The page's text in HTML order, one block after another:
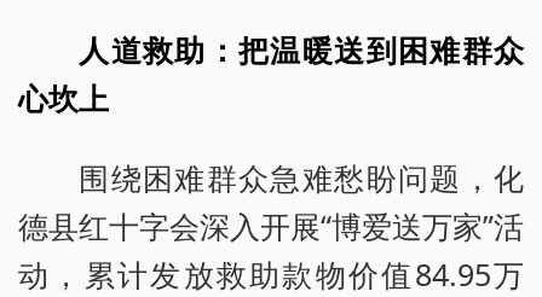
人道救助：把温暖送到困难群众
心坎上
围绕困难群众急难愁盼问题，化
德县红十字会深入开展“博爱送万家”活
动，累计发放救助款物价值84.95万